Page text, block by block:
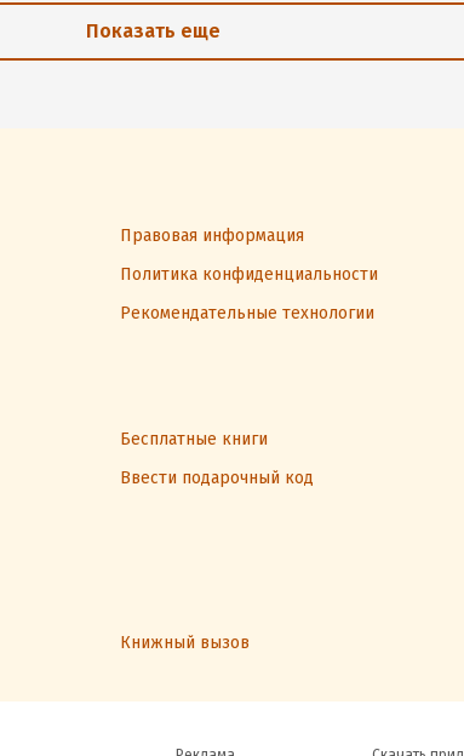
Показать еще
Правовая информация
Политика конфиденциальности
Рекомендательные технологии
Бесплатные книги
Ввести подарочный код
Книжный вызов